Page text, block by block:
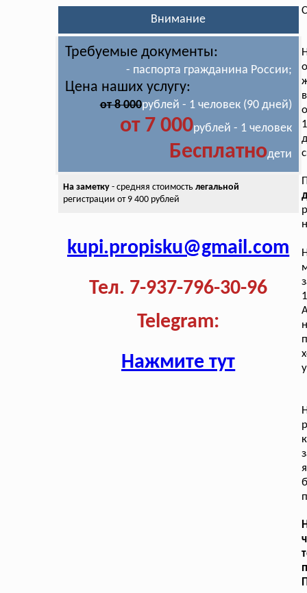
Внимание
Требуемые документы:
- паспорта гражданина России;
Цена наших услугу:
от 8 000рублей - 1 человек (90 дней)
от 7 000рублей - 1 человек
Бесплатнодети
На заметку- средняя стоимость легальной
регистрации от 9 400 рублей
kupi.propisku@gmail.com
Тел. 7-937-796-30-96
Telegram:
Нажмите тут